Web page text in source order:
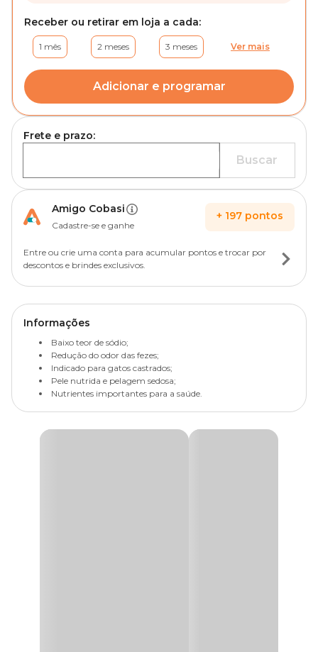
Receber ou retirar em loja a cada:
1 mês 2 meses 3 meses Ver mais
Adicionar e programar
Frete e prazo:
Buscar
Amigo Cobasi
Cadastre-se e ganhe
+ 197 pontos
Entre ou crie uma conta para acumular pontos e trocar por
descontos e brindes exclusivos.
Informações
Baixo teor de sódio;
Redução do odor das fezes;
Indicado para gatos castrados;
Pele nutrida e pelagem sedosa;
Nutrientes importantes para a saúde.